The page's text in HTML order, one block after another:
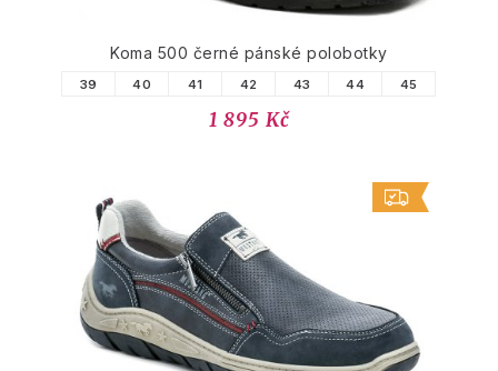
Koma 500 černé pánské polobotky
39 40 41 42 43 44 45
1 895 Kč